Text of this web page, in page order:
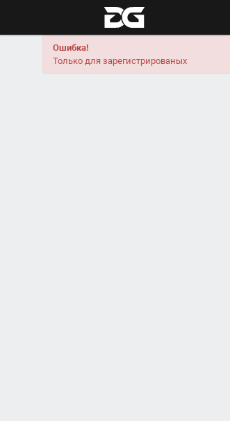
Ошибка!
Только для зарегистрированых